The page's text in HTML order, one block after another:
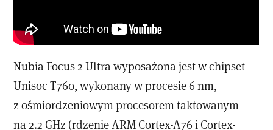
Nubia Focus 2 Ultra wyposażona jest w chipset
Unisoc T760, wykonany w procesie 6 nm,
z ośmiordzeniowym procesorem taktowanym
na 2.2 GHz (rdzenie ARM Cortex-A76 i Cortex-